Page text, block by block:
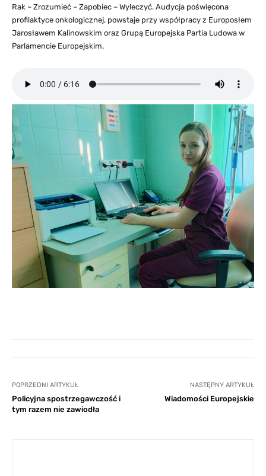
Rak – Zrozumieć – Zapobiec – Wyleczyć. Audycja poświęcona
profilaktyce onkologicznej, powstaje przy współpracy z Europosłem
Jarosławem Kalinowskim oraz Grupą Europejska Partia Ludowa w
Parlamencie Europejskim.
POPRZEDNI ARTYKUŁ
Policyjna spostrzegawczość i
tym razem nie zawiodła
NASTĘPNY ARTYKUŁ
Wiadomości Europejskie